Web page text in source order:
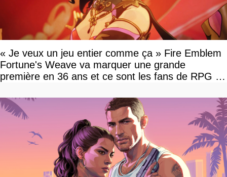
« Je veux un jeu entier comme ça » Fire Emblem
Fortune's Weave va marquer une grande
première en 36 ans et ce sont les fans de RPG en